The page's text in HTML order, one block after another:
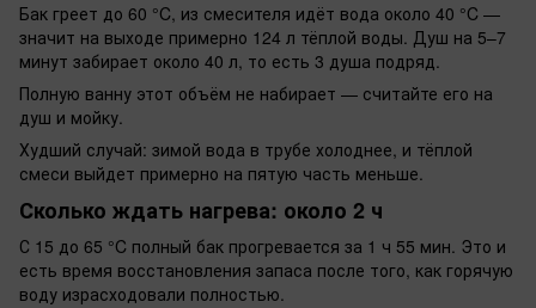
Бак греет до 60 °C, из смесителя идёт вода около 40 °C —
значит на выходе примерно 124 л тёплой воды. Душ на 5–7
минут забирает около 40 л, то есть 3 душа подряд.
Полную ванну этот объём не набирает — считайте его на
душ и мойку.
Худший случай: зимой вода в трубе холоднее, и тёплой
смеси выйдет примерно на пятую часть меньше.
Сколько ждать нагрева: около 2 ч
С 15 до 65 °C полный бак прогревается за 1 ч 55 мин. Это и
есть время восстановления запаса после того, как горячую
воду израсходовали полностью.